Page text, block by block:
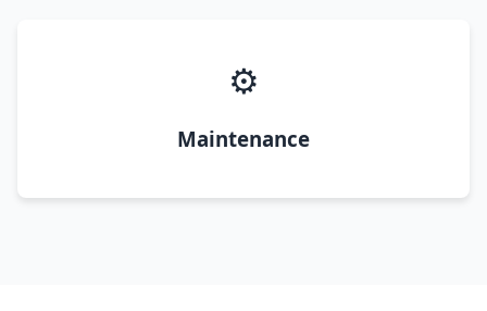
⚙️
Maintenance